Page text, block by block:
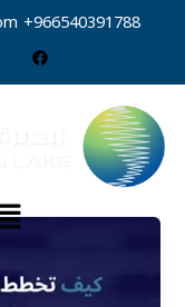
966540391788+